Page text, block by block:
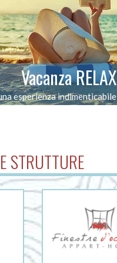
Vacanza RELAX
esperienza indimenticabile
STRUTTURE